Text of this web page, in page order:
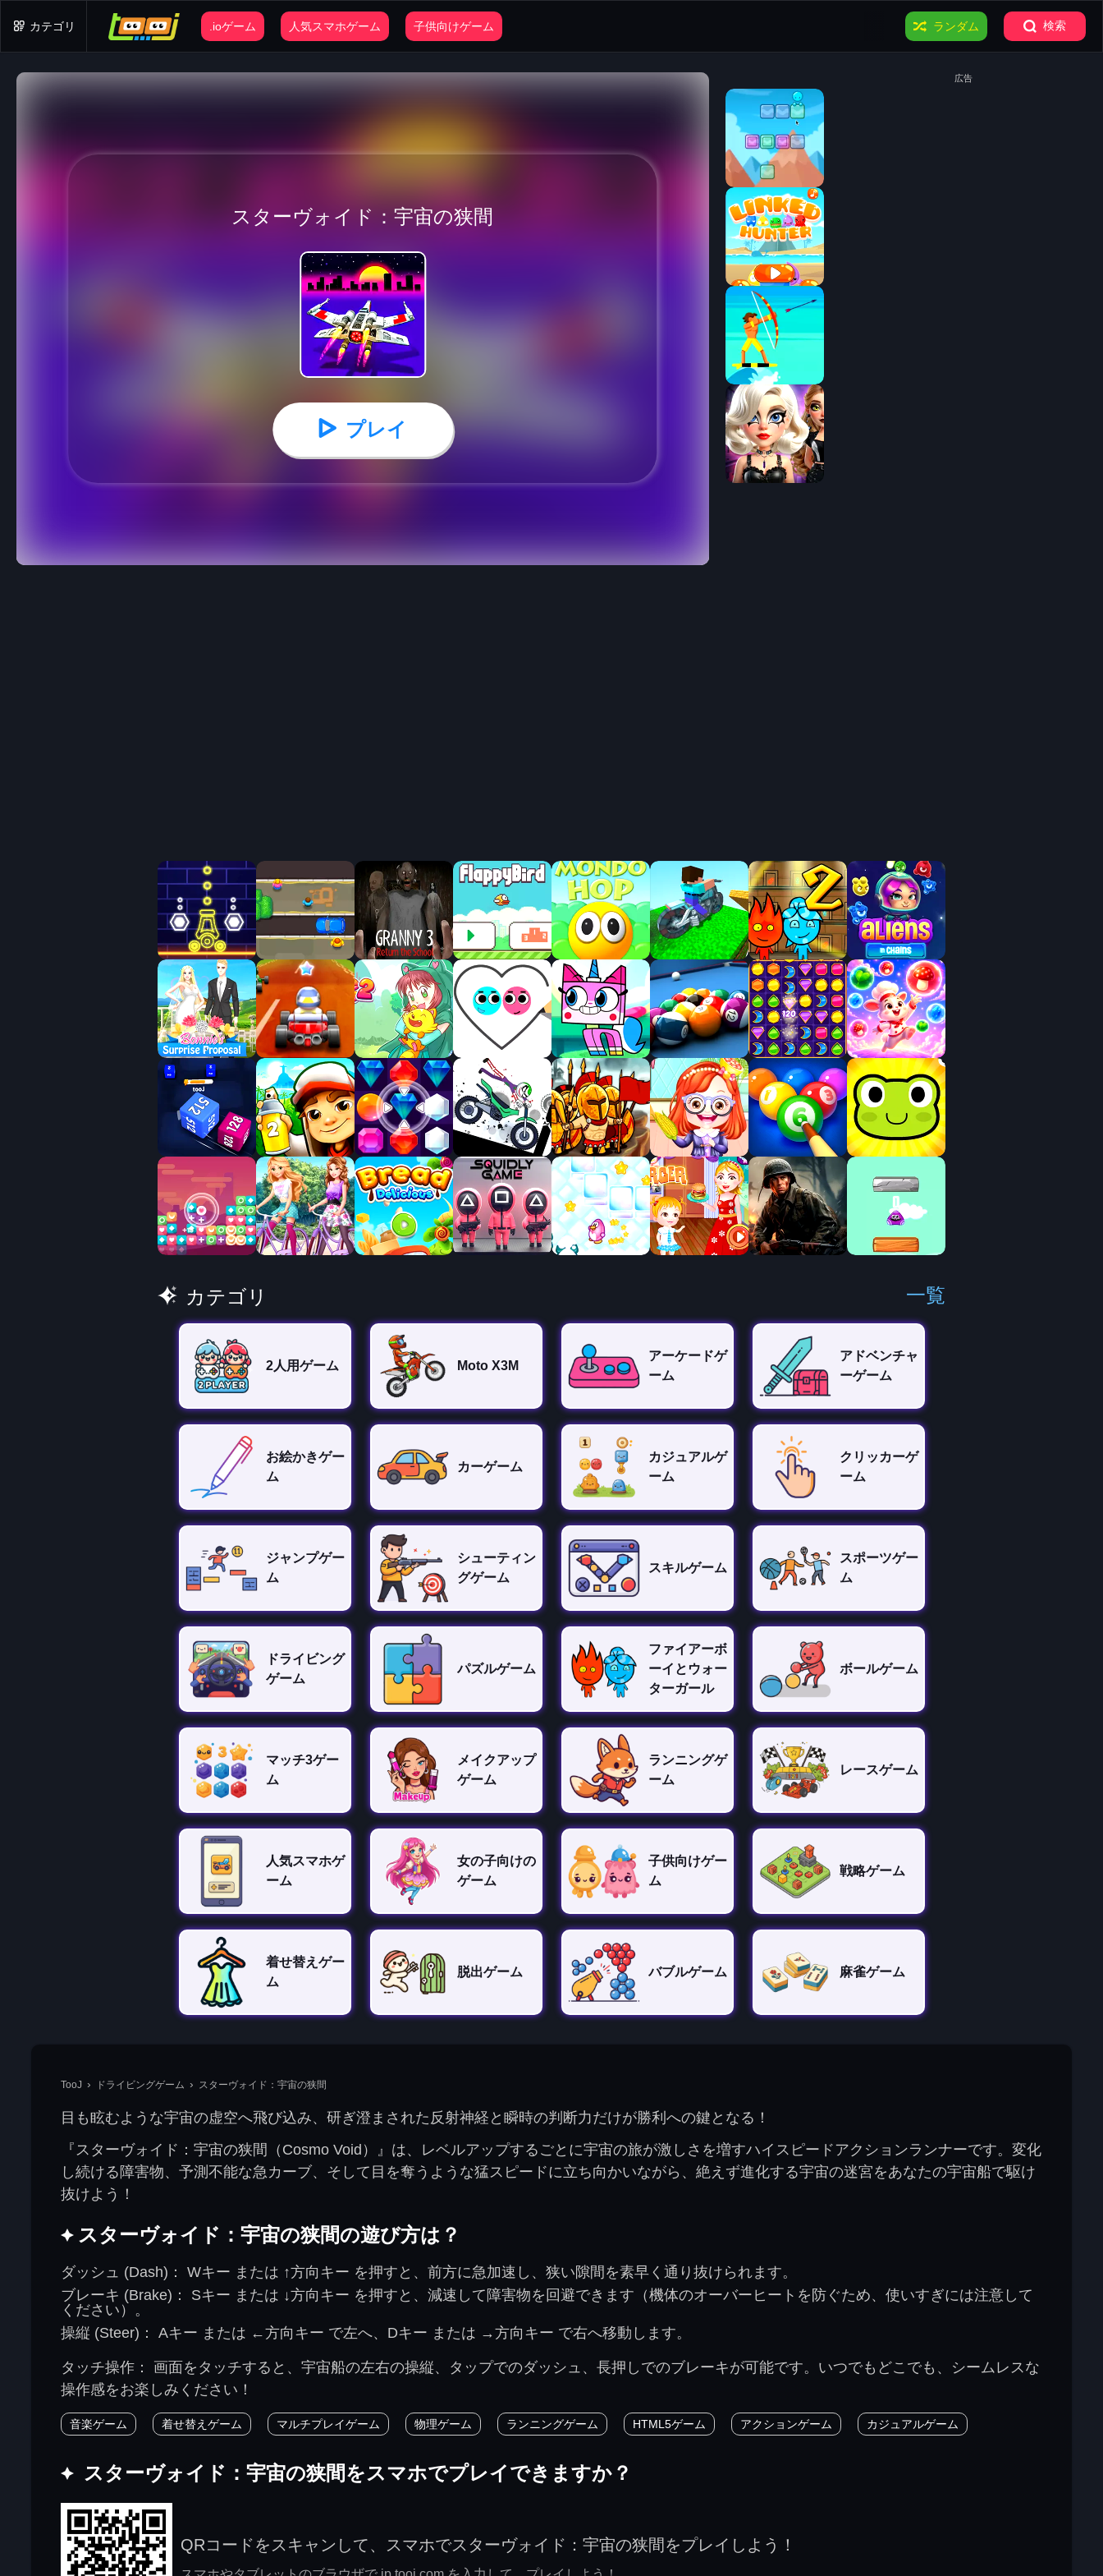
カテゴリ .ioゲーム 人気スマホゲーム 子供向けゲーム ランダム 検索
広告
スターヴォイド：宇宙の狭間
プレイ
カテゴリ 一覧
2人用ゲーム Moto X3M
アーケードゲ
ーム
アドベンチャ
ーゲーム
お絵かきゲー
ム
カーゲーム
カジュアルゲ
ーム
クリッカーゲ
ーム
ジャンプゲー
ム
シューティン
グゲーム
スキルゲーム
スポーツゲー
ム
ドライビング
ゲーム
パズルゲーム
ファイアーボ
ーイとウォー
ターガール
ボールゲーム
マッチ3ゲー
ム
メイクアップ
ゲーム
ランニングゲ
ーム
レースゲーム
人気スマホゲ
ーム
女の子向けの
ゲーム
子供向けゲー
ム
戦略ゲーム
着せ替えゲー
ム
脱出ゲーム バブルゲーム 麻雀ゲーム
TooJ ドライビングゲーム スターヴォイド：宇宙の狭間
目も眩むような宇宙の虚空へ飛び込み、研ぎ澄まされた反射神経と瞬時の判断力だけが勝利への鍵となる！
『スターヴォイド：宇宙の狭間（Cosmo Void）』は、レベルアップするごとに宇宙の旅が激しさを増すハイスピードアクションランナーです。変化
し続ける障害物、予測不能な急カーブ、そして目を奪うような猛スピードに立ち向かいながら、絶えず進化する宇宙の迷宮をあなたの宇宙船で駆け
抜けよう！
スターヴォイド：宇宙の狭間の遊び方は？
ダッシュ (Dash)： Wキー または ↑方向キー を押すと、前方に急加速し、狭い隙間を素早く通り抜けられます。
ブレーキ (Brake)：
Sキー または ↓方向キー を押すと、減速して障害物を回避できます（機体のオーバーヒートを防ぐため、使いすぎには注意して
ください）。
操縦 (Steer)：
Aキー または ←方向キー で左へ、 Dキー または →方向キー で右へ移動します。
タッチ操作： 画面を タッチすると、宇宙船の左右の操縦、タップでのダッシュ、長押しでのブレーキが可能です。いつでもどこでも、シームレスな
操作感をお楽しみください！
音楽ゲーム 着せ替えゲーム マルチプレイゲーム 物理ゲーム ランニングゲーム HTML5ゲーム アクションゲーム カジュアルゲーム
スターヴォイド：宇宙の狭間をスマホでプレイできますか？
QRコードをスキャンして、スマホでスターヴォイド：宇宙の狭間をプレイしよう！